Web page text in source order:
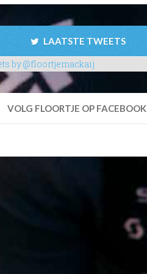
LAATSTE TWEETS
by @floortjemackaij
VOLG FLOORTJE OP FACEBOOK